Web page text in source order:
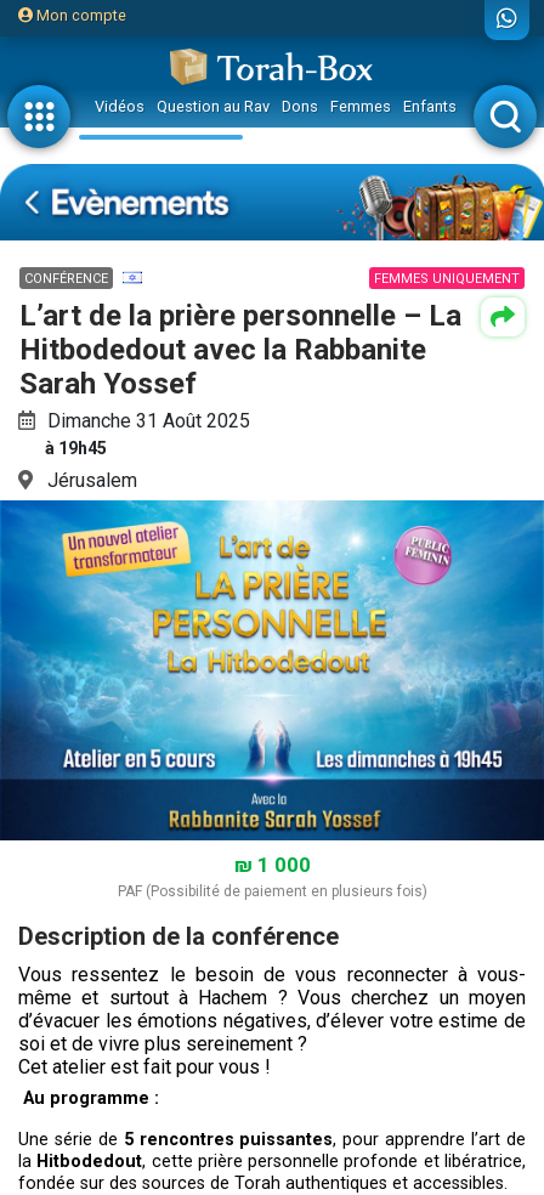
Mon compte
Vidéos Question au Rav Dons Femmes Enfants Etude sur
CONFÉRENCE FEMMES UNIQUEMENT
L’art de la prière personnelle – La
Hitbodedout avec la Rabbanite
Sarah Yossef
Dimanche 31 Août 2025
à 19h45
Jérusalem
₪ 1 000
PAF (Possibilité de paiement en plusieurs fois)
Description de la conférence
Vous ressentez le besoin de vous reconnecter à vous-
même et surtout à Hachem ? Vous cherchez un moyen
d’évacuer les émotions négatives, d’élever votre estime de
soi et de vivre plus sereinement ?
Cet atelier est fait pour vous !
Au programme :
Une série de 5 rencontres puissantes, pour apprendre l’art de
la Hitbodedout, cette prière personnelle profonde et libératrice,
fondée sur des sources de Torah authentiques et accessibles.